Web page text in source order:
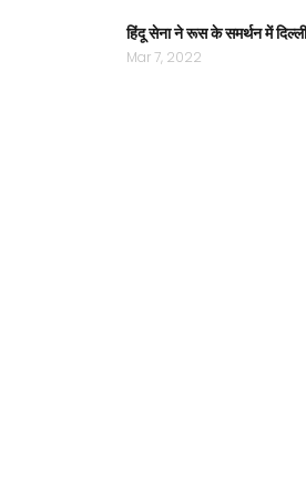
हिंदू सेना ने रूस के समर्थन में
Mar 7, 2022